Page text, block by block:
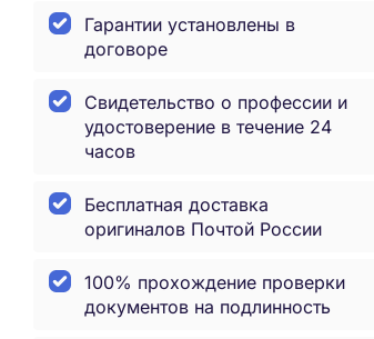
Гарантии установлены в
договоре
Свидетельство о профессии и
удостоверение в течение 24
часов
Бесплатная доставка
оригиналов Почтой России
100% прохождение проверки
документов на подлинность